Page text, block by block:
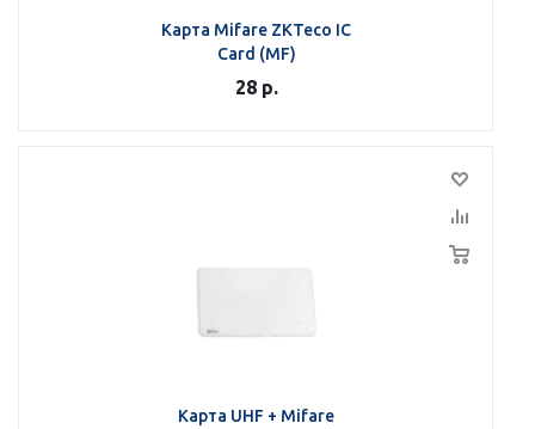
Карта Mifare ZKTeco IC
Card (MF)
28р.
Карта UHF + Mifare